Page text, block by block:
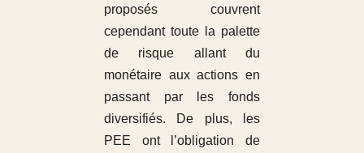
proposés couvrent
cependant toute la palette
de risque allant du
monétaire aux actions en
passant par les fonds
diversifiés. De plus, les
PEE ont l’obligation de